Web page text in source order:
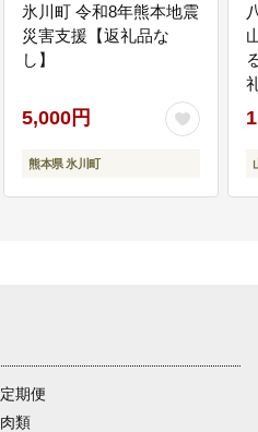
氷川町 令和8年熊本地震
災害支援【返礼品な
し】
5,000円
熊本県 氷川町
定期便
肉類